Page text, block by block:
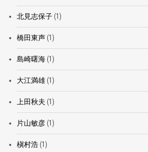
北見志保子(1)
橋田東声(1)
島崎曙海(1)
大江満雄(1)
上田秋夫 (1)
片山敏彦(1)
槇村浩(1)